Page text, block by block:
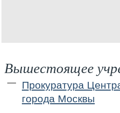
Вышестоящее
Прокуратура
города Москвы